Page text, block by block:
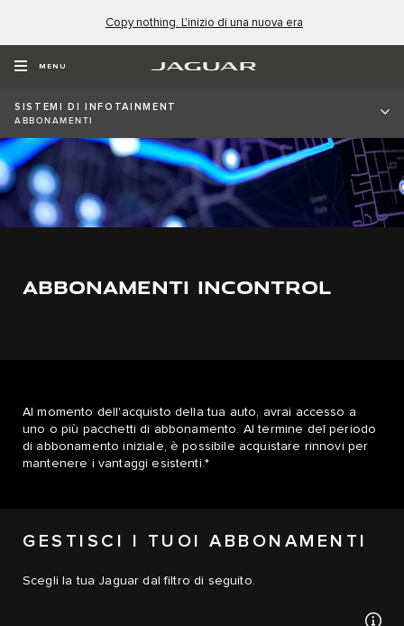
Copy nothing. L'inizio di una nuova era
MENU
​​​SISTEMI DI INFOTAINMENT
ABBONAMENTI
ABBONAMENTI INCONTROL
Al momento dell'acquisto della tua auto, avrai accesso a
uno o più pacchetti di abbonamento. Al termine del periodo
di abbonamento iniziale, è possibile acquistare rinnovi per
mantenere i vantaggi esistenti.*
GESTISCI I TUOI ABBONAMENTI
Scegli la tua Jaguar dal filtro di seguito.